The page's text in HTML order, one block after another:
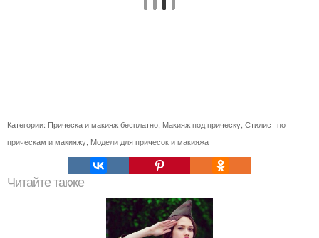
Категории: Прическа и макияж бесплатно, Макияж под прическу, Стилист по
прическам и макияжу, Модели для причесок и макияжа
Читайте также